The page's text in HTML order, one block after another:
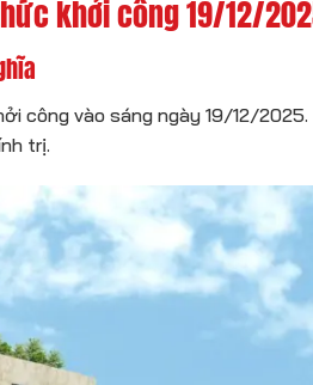
khởi công 19/12/
công vào sáng ngày 19/12/
trị.